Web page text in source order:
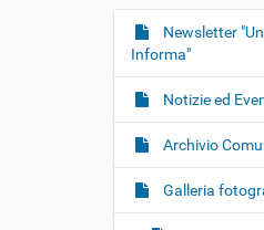
s
q
i
N
a
v
i
g
a
z
Newsletter
Informa"
Notizie ed
Archivio
Galleria